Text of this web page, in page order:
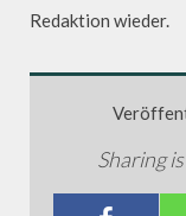
Redaktion wieder.
Sharing